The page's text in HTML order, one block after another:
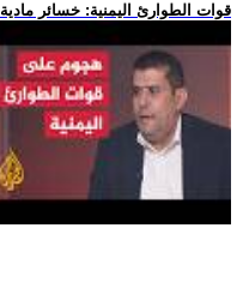
.. قوات الطوارئ اليمنية: خسائر